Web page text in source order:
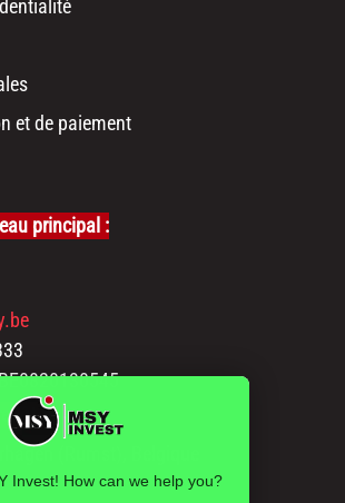
et de paiement
principal :
:
(Rumst), Belgique
Invest! How can we help you?